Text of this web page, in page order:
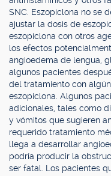
SNC. Eszopiclona no se
ajustar la dosis de
eszopiclona con otros
los efectos
angioedema de lengua,
algunos pacientes
del tratamiento con
eszopiclona. Algunos
adicionales, tales como
y vómitos que sugieren
requerido tratamiento
llega a desarrollar
podría producir la
ser fatal. Los pacientes